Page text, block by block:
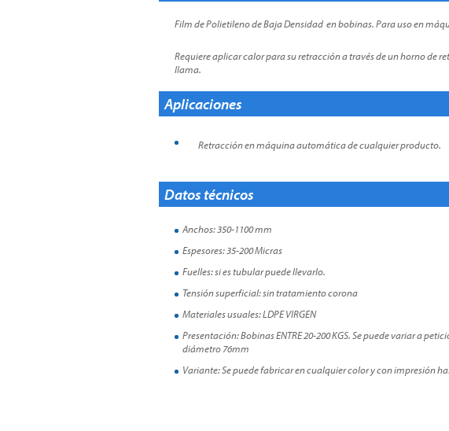
Film de Polietileno de Baja Densidad en bobinas. Para uso en
Requiere aplicar calor para su retracción a través de un horno de
llama.
Aplicaciones
Retracción en máquina automática de cualquier producto.
Datos técnicos
Anchos: 350-1100 mm
Espesores: 35-200 Micras
Fuelles: si es tubular puede llevarlo.
Tensión superficial: sin tratamiento corona
Materiales usuales: LDPE VIRGEN
Presentación: Bobinas ENTRE 20-200 KGS. Se puede variar a
diámetro 76mm
Variante: Se puede fabricar en cualquier color y con impresión